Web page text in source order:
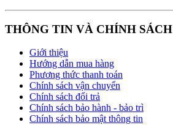
THÔNG TIN VÀ CHÍNH SÁCH
Giới thiệu
Hướng dẫn mua hàng
Phương thức thanh toán
Chính sách vận chuyển
Chính sách đổi trả
Chính sách bảo hành - bảo trì
Chính sách bảo mật thông tin